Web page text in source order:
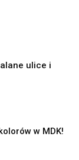
ulice i
w MDK!